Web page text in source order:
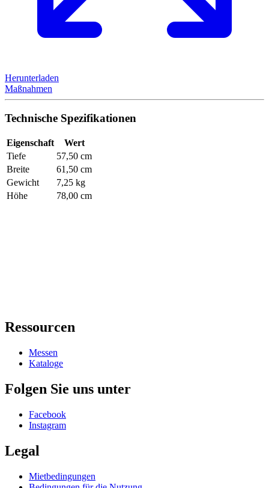
Herunterladen
Maßnahmen
Technische Spezifikationen
Eigenschaft
Wert
Tiefe
57,50 cm
Breite
61,50 cm
Gewicht
7,25 kg
Höhe
78,00 cm
Ressourcen
Messen
Kataloge
Folgen Sie uns unter
Facebook
Instagram
Legal
Mietbedingungen